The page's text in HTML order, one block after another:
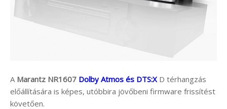
A Marantz NR1607 Dolby Atmos és DTS:X D térhangzás
előállítására is képes, utóbbira jövőbeni firmware frissítést
követően.